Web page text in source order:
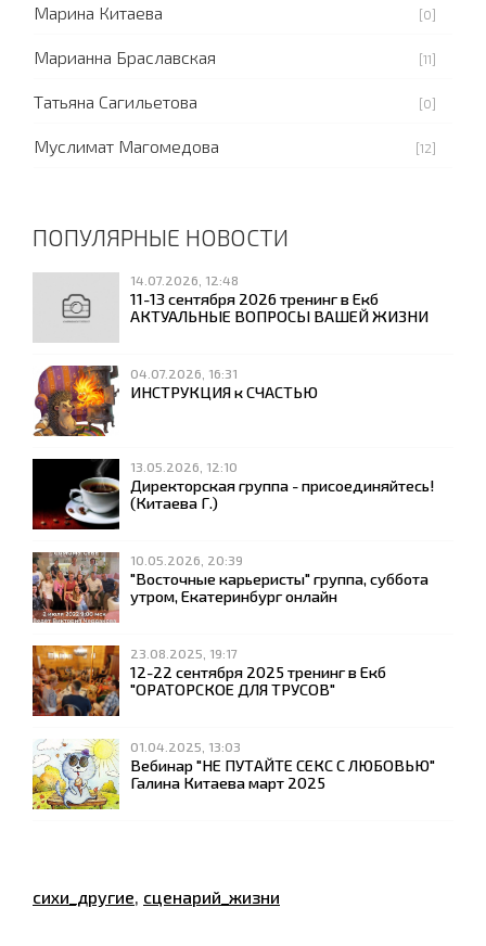
Марина Китаева [0]
Марианна Браславская [11]
Татьяна Сагильетова [0]
Муслимат Магомедова [12]
ПОПУЛЯРНЫЕ НОВОСТИ
14.07.2026, 12:48
11-13 сентября 2026 тренинг в Екб
АКТУАЛЬНЫЕ ВОПРОСЫ ВАШЕЙ ЖИЗНИ
04.07.2026, 16:31
ИНСТРУКЦИЯ к СЧАСТЬЮ
13.05.2026, 12:10
Директорская группа - присоединяйтесь!
(Китаева Г.)
10.05.2026, 20:39
"Восточные карьеристы" группа, суббота
утром, Екатеринбург онлайн
23.08.2025, 19:17
12-22 сентября 2025 тренинг в Екб
"ОРАТОРСКОЕ ДЛЯ ТРУСОВ"
01.04.2025, 13:03
Вебинар "НЕ ПУТАЙТЕ СЕКС С ЛЮБОВЬЮ"
Галина Китаева март 2025
сихи_другие, сценарий_жизни